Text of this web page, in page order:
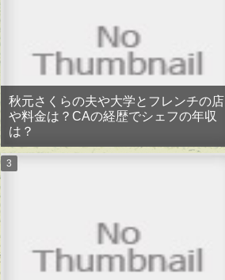
秋元さくらの夫や大学とフレンチの店
や料金は？CAの経歴でシェフの年収
は？